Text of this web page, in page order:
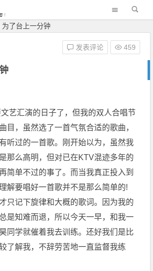
为了台上一分钟
发表评论 459
汇演的日子了，但我的双人合唱节
目，虽然选了一首气氛合适的歌曲，
听过的一首歌。刚开始以为，虽然我
那么高明，但对已在KTV混迹多年的
简单不过的事了。而当我真正投入到
解要唱好一首歌并不是那么简单的!
只记下旋律和大概的歌词。因为我的
是知难而退，所以今天一早，和我一
同学就催着我去训练。还好我们是比
了解我，不辞劳苦地一直监督我练